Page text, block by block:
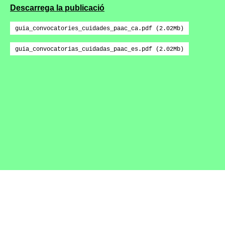
Descarrega la publicació
guia_convocatories_cuidades_paac_ca.pdf (2.02Mb)
guia_convocatorias_cuidadas_paac_es.pdf (2.02Mb)